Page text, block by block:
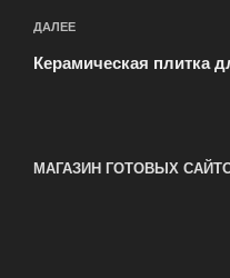
Следующая
запись
ДАЛЕЕ
Керамическая плитка
МАГАЗИН ГОТОВЫХ